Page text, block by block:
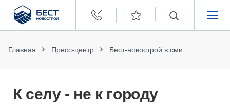
Бест
Новострой
ПОКУПАТЕЛЯМ
ЗАСТРОЙЩИКАМ
Главная Пресс-центр Бест-новострой в сми
К селу - не к городу